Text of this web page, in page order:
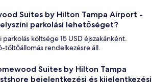
Suites by Hilton Tampa Airport -
parkolási lehetőséget?
költsége 15 USD éjszakánként.
töltőállomás rendelkezésre áll.
Suites by Hilton Tampa
bejelentkezési és kijelentkezési